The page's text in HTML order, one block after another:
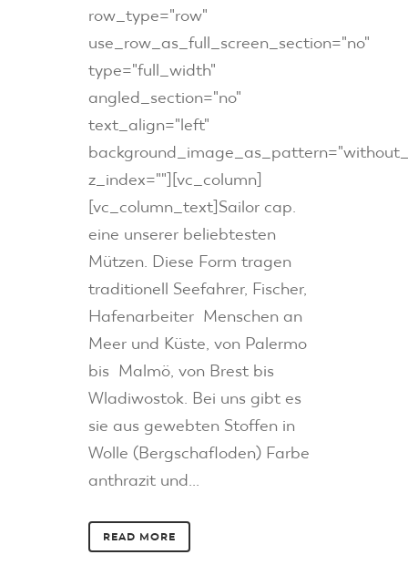
row_type="row"
use_row_as_full_screen_section="no"
type="full_width"
angled_section="no"
text_align="left"
z_index=""][vc_column]
[vc_column_text]Sailor cap.
eine unserer beliebtesten
Mützen. Diese Form tragen
traditionell Seefahrer, Fischer,
Hafenarbeiter Menschen an
Meer und Küste, von Palermo
bis Malmö, von Brest bis
Wladiwostok. Bei uns gibt es
sie aus gewebten Stoffen in
Wolle (Bergschafloden) Farbe
anthrazit und...
READ MORE